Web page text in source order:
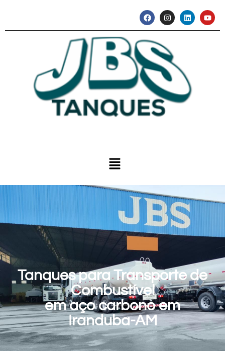
Tanques para Transporte de
Combustível
em aço carbono em
Iranduba-AM